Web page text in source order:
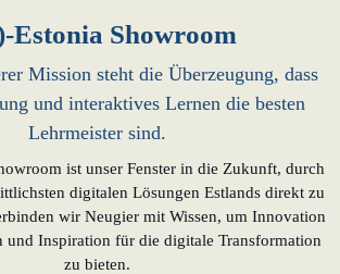
Estonia Showroom
Mission steht die Überzeugung, dass
und interaktives Lernen die besten
Lehrmeister sind.
ist unser Fenster in die Zukunft, durch
digitalen Lösungen Estlands direkt zu
wir Neugier mit Wissen, um Innovation
und Inspiration für die digitale Transformation
zu bieten.